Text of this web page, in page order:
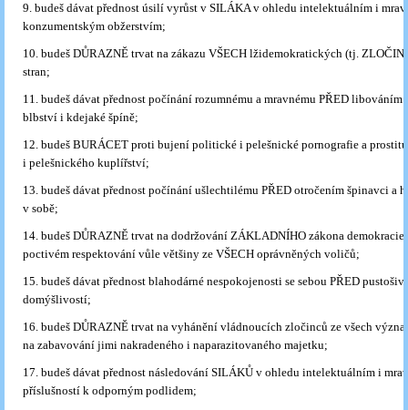
9. budeš dávat přednost úsilí vyrůst v SILÁKA v ohledu intelektuálním i
konzumentským obžerstvím;
10. budeš DŮRAZNĚ trvat na zákazu VŠECH lžidemokratických (tj.
stran;
11. budeš dávat přednost počínání rozumnému a mravnému PŘED libováním
blbství i kdejaké špíně;
12. budeš BURÁCET proti bujení politické i pelešnické pornografie a
i pelešnického kuplířství;
13. budeš dávat přednost počínání ušlechtilému PŘED otročením špinavci a
v sobě;
14. budeš DŮRAZNĚ trvat na dodržování ZÁKLADNÍHO zákona
poctivém respektování vůle většiny ze VŠECH oprávněných voličů;
15. budeš dávat přednost blahodárné nespokojenosti se sebou PŘED
domýšlivostí;
16. budeš DŮRAZNĚ trvat na vyhánění vládnoucích zločinců ze všech
na zabavování jimi nakradeného i naparazitovaného majetku;
17. budeš dávat přednost následování SILÁKŮ v ohledu intelektuálním i
příslušností k odporným podlidem;